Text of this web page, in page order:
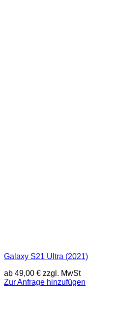
Galaxy S21 Ultra (2021)
ab 49,00 € zzgl. MwSt
Zur Anfrage hinzufügen